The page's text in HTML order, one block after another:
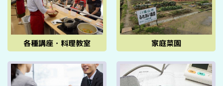
各種講座・料理教室 家庭菜園